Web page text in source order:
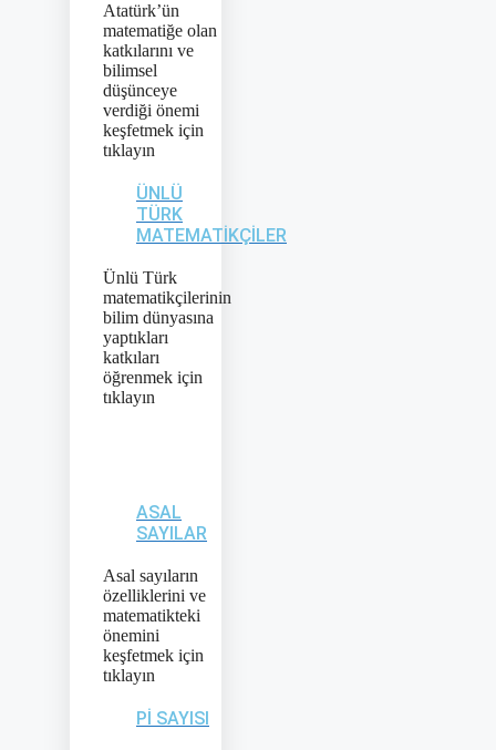
Atatürk’ün
matematiğe olan
katkılarını ve
bilimsel
düşünceye
verdiği önemi
keşfetmek için
tıklayın
ÜNLÜ
TÜRK
MATEMATIKÇILER
Ünlü Türk
matematikçilerinin
bilim dünyasına
yaptıkları
katkıları
öğrenmek için
tıklayın
ASAL
SAYILAR
Asal sayıların
özelliklerini ve
matematikteki
önemini
keşfetmek için
tıklayın
PI SAYISI